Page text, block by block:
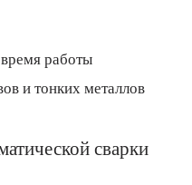
работы
и тонких металлов
сварки